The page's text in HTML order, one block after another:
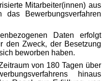
Mitarbeiter(innen) aus
Bewerbungsverfahren
Daten erfolgt
den Zweck, der Besetzung
beworben haben.
von 180 Tagen über
hinaus